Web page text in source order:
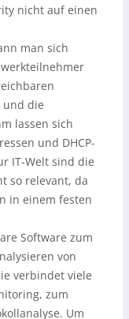
nicht auf einen
man sich
und die
lassen sich
und DHCP-
IT-Welt sind die
so relevant, da
in einem festen
Software zum
von
verbindet viele
zum
Um